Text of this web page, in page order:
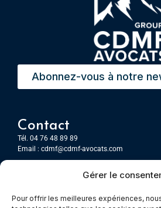
Gérer le
Pour offrir les meilleures expériences,
Abonnez-vous à notre
Contact
Tél. 04 76 48 89 89
Email : cdmf@cdmf-avocats.com
7 Place Firmin Gautier
CS 80476